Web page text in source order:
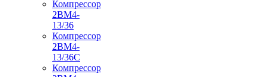
Компрессор
2ВМ4-
13/36
Компрессор
2ВМ4-
13/36С
Компрессор